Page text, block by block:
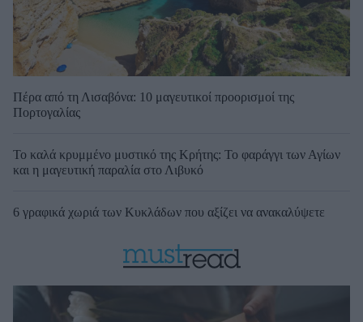
Πέρα από τη Λισαβόνα: 10 μαγευτικοί προορισμοί της
Πορτογαλίας
Το καλά κρυμμένο μυστικό της Κρήτης: Το φαράγγι των Αγίων
και η μαγευτική παραλία στο Λιβυκό
6 γραφικά χωριά των Κυκλάδων που αξίζει να ανακαλύψετε